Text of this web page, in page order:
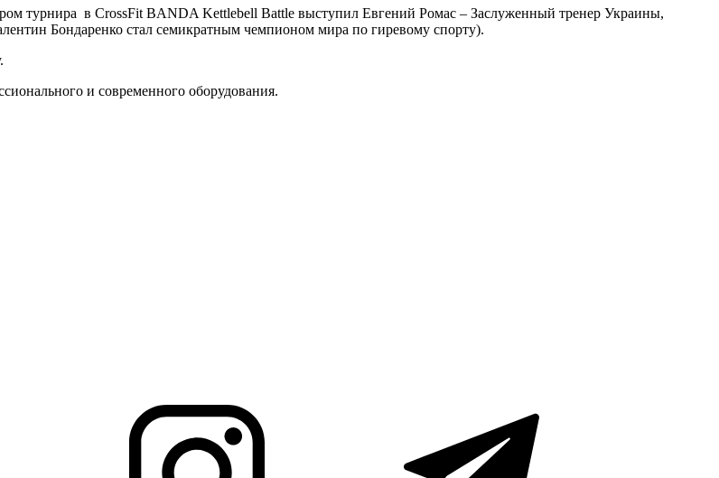
турнира в CrossFit BANDA Kettlebell Battle выступил Евгений Ромас – Заслуженный тренер Украины,
Бондаренко стал семикратным чемпионом мира по гиревому спорту).
и современного оборудования.